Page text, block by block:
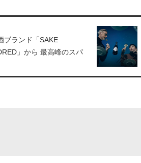
ブランド「SAKE
」から 最高峰のスパ
」が新発売！